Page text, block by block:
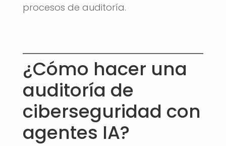
procesos de auditoría.
¿Cómo hacer una
auditoría de
ciberseguridad con
agentes IA?